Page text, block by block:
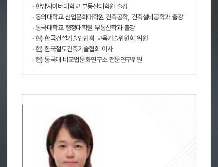
∙ 한양사이버대학교 부동산대학원 출강
∙ 동의대학교 산업문화대학원 건축공학, 건축설비공학과 출강
∙ 동국대학교 행정대학원 부동산학과 출강
∙ 현) 한국건설기술인협회 교육기술위원회 위원
∙ 현) 한국철도건축기술협회 이사
∙ 현) 동국대 비교법문화연구소 전문연구위원